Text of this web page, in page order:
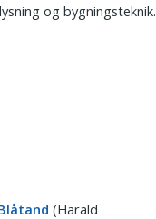
og bygningsteknik.
(Harald